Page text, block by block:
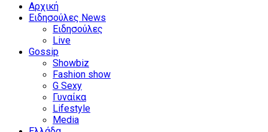
Αρχική
Ειδησούλες News
Ειδησούλες
Live
Gossip
Showbiz
Fashion show
G Sexy
Γυναίκα
Lifestyle
Media